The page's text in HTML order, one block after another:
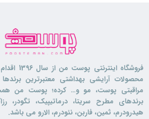
فروشگاه
محصولات آرایشی بهداشتی معتبرترین
مراقبتی پوست، مو و… کرده؛ پوست من
برندهای مطرح سریتا، درماتیپیک، تگودر،
هیدرودرم، ثمین، فاربن، نئودرم، الارو می باشد.